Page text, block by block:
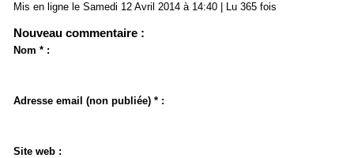
Mis en ligne le Samedi 12 Avril 2014 à 14:40 | Lu 365 fois
Nouveau commentaire :
Nom * :
Adresse email (non publiée) * :
Site web :